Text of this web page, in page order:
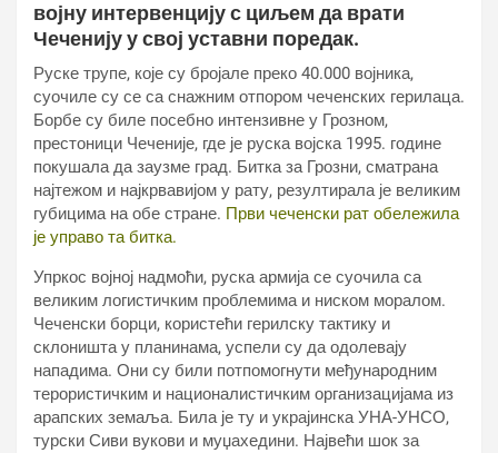
војну интервенцију с циљем да врати
Чеченију у свој уставни поредак.
Руске трупе, које су бројале преко 40.000 војника,
суочиле су се са снажним отпором чеченских герилаца.
Борбе су биле посебно интензивне у Грозном,
престоници Чеченије, где је руска војска 1995. године
покушала да заузме град. Битка за Грозни, сматрана
најтежом и најкрвавијом у рату, резултирала је великим
губицима на обе стране. Први чеченски рат обележила
је управо та битка.
Упркос војној надмоћи, руска армија се суочила са
великим логистичким проблемима и ниском моралом.
Чеченски борци, користећи герилску тактику и
склоништа у планинама, успели су да одолевају
нападима. Они су били потпомогнути међународним
терористичким и националистичким организацијама из
арапских земаља. Била је ту и украјинска УНА-УНСО,
турски Сиви вукови и муџахедини. Највећи шок за